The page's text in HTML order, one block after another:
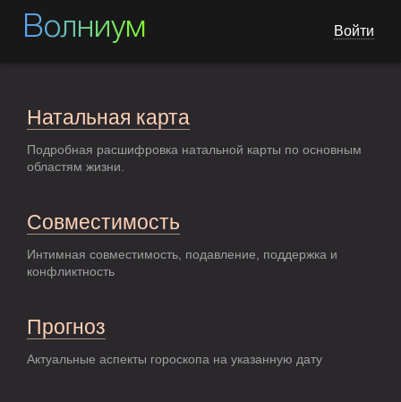
Волниум Войти
Натальная карта
Подробная расшифровка натальной карты по основным
областям жизни.
Совместимость
Интимная совместимость, подавление, поддержка и
конфликтность
Прогноз
Актуальные аспекты гороскопа на указанную дату